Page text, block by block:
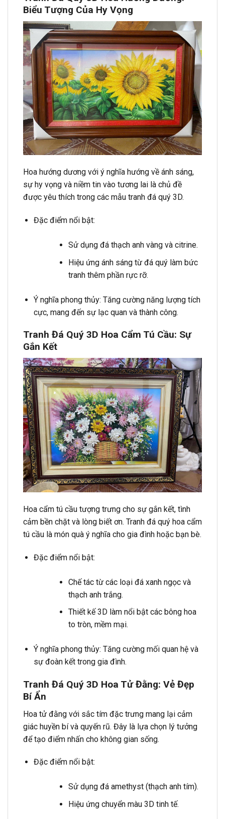
Biểu Tượng Của Hy Vọng
Hoa hướng dương với ý nghĩa hướng về ánh sáng,
sự hy vọng và niềm tin vào tương lai là chủ đề
được yêu thích trong các mẫu tranh đá quý 3D.
Đặc điểm nổi bật:
Sử dụng đá thạch anh vàng và citrine.
Hiệu ứng ánh sáng từ đá quý làm bức
tranh thêm phần rực rỡ.
Ý nghĩa phong thủy: Tăng cường năng lượng tích
cực, mang đến sự lạc quan và thành công.
Tranh Đá Quý 3D Hoa Cẩm Tú Cầu: Sự
Gắn Kết
Hoa cẩm tú cầu tượng trưng cho sự gắn kết, tình
cảm bền chặt và lòng biết ơn. Tranh đá quý hoa cẩm
tú cầu là món quà ý nghĩa cho gia đình hoặc bạn bè.
Đặc điểm nổi bật:
Chế tác từ các loại đá xanh ngọc và
thạch anh trắng.
Thiết kế 3D làm nổi bật các bông hoa
to tròn, mềm mại.
Ý nghĩa phong thủy: Tăng cường mối quan hệ và
sự đoàn kết trong gia đình.
Tranh Đá Quý 3D Hoa Tử Đằng: Vẻ Đẹp
Bí Ẩn
Hoa tử đằng với sắc tím đặc trưng mang lại cảm
giác huyền bí và quyến rũ. Đây là lựa chọn lý tưởng
để tạo điểm nhấn cho không gian sống.
Đặc điểm nổi bật:
Sử dụng đá amethyst (thạch anh tím).
Hiệu ứng chuyển màu 3D tinh tế.